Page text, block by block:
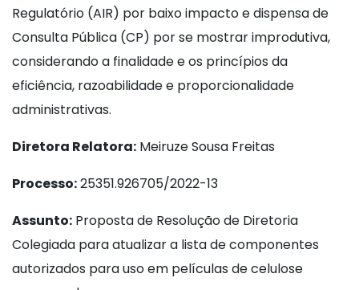
Regulatório (AIR) por baixo impacto e dispensa de
Consulta Pública (CP) por se mostrar improdutiva,
considerando a finalidade e os princípios da
eficiência, razoabilidade e proporcionalidade
administrativas.
Diretora Relatora: Meiruze Sousa Freitas
Processo:25351.926705/2022-13
Assunto: Proposta de Resolução de Diretoria
Colegiada para atualizar a lista de componentes
autorizados para uso em películas de celulose